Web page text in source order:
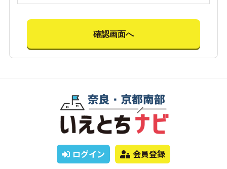
ログイン 会員登録